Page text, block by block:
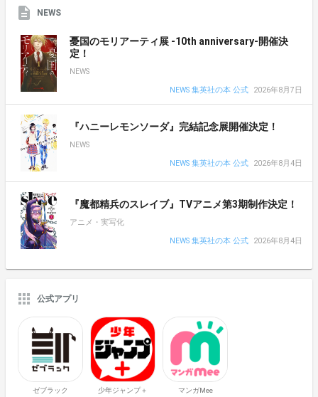
NEWS
憂国のモリアーティ展 -10th anniversary-開催決
定！
NEWS
NEWS 集英社の本 公式
2026年8月7日
『ハニーレモンソーダ』完結記念展開催決定！
NEWS
NEWS 集英社の本 公式
2026年8月4日
『魔都精兵のスレイブ』TVアニメ第3期制作決定！
アニメ・実写化
NEWS 集英社の本 公式
2026年8月4日
公式アプリ
ゼブラック 少年ジャンプ＋ マンガMee